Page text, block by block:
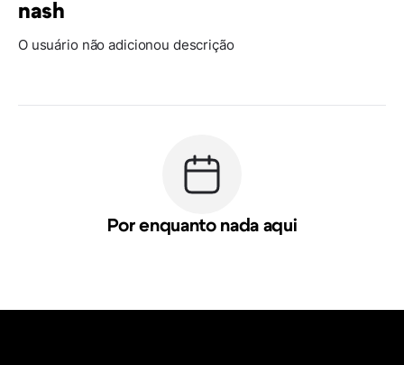
nash
O usuário não adicionou descrição
Por enquanto nada aqui